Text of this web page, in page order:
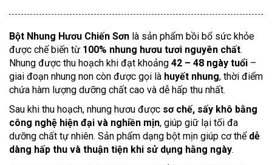
Bột Nhung Hươu Chiến Sơn là sản phẩm bồi bổ sức khỏe
được chế biến từ 100% nhung hươu tươi nguyên chất.
Nhung được thu hoạch khi đạt khoảng 42 – 48 ngày tuổi –
giai đoạn nhung non còn được gọi là huyết nhung, thời điểm
chứa hàm lượng dưỡng chất cao và dễ hấp thu nhất.
Sau khi thu hoạch, nhung hươu được sơ chế, sấy khô bằng
công nghệ hiện đại và nghiền mịn, giúp giữ lại tối đa
dưỡng chất tự nhiên. Sản phẩm dạng bột mịn giúp cơ thể dễ
dàng hấp thu và thuận tiện khi sử dụng hằng ngày.